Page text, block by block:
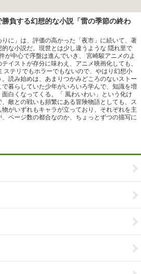
負する幻想的な小説「雷の季節の終わ
に」は、評価の高かった「夜市」に続いて、著
な小説だ。現世とは少し違うような 隠れ里で
が中心で序盤は進んでいき、 宮崎駿アニメのよ
イストが存分に味わえ、アニメ映画化しても、
ステリでもホラーでもないので、やはり幻想小
読み始めは、あまりつかみどころのないストー
暮らしていた少年がいろいろ学んで、知識を増
白くなってくる。「 風わいわい」という化け
敵との戦いも頻繁にある冒険物語としても、ス
がいずれもキャラが立っており、それぞれを主
ページ数の都合なのか、ちょっとずつの描写に